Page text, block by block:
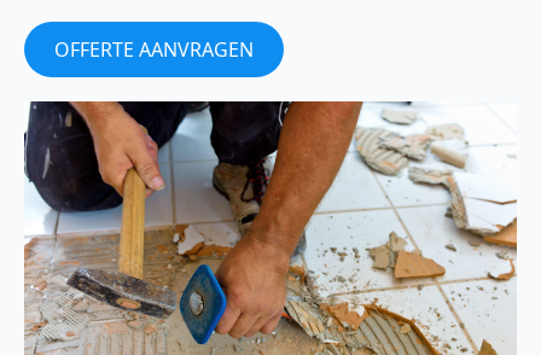
OFFERTE AANVRAGEN